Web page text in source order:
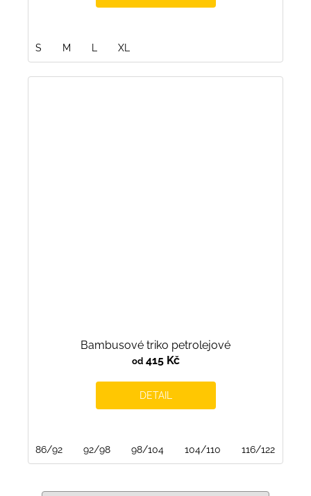
S M XL
Bambusové triko petrolejové
od415 Kč
DETAIL
86/92 92/98 98/104 104/110 116/122